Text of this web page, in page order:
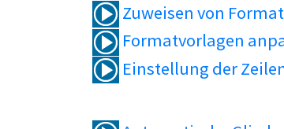
Zuweisen von
Formatvorlagen
Einstellung der